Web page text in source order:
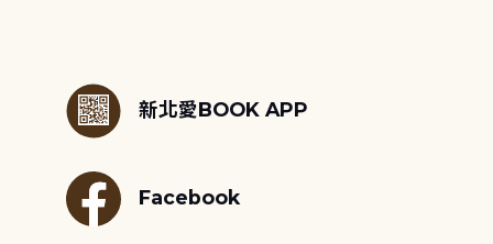
新北愛BOOK APP
Facebook